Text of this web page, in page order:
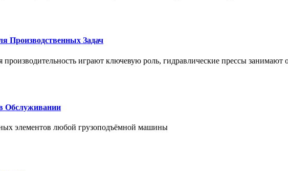
Производственных Задач
играют ключевую роль, гидравлические прессы занимают
Обслуживании
элементов любой грузоподъёмной машины